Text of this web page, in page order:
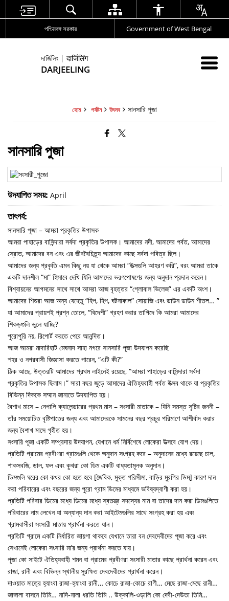
পশ্চিমবঙ্গ সরকার Government of West Bengal
দার্জিলিং | दार्जिलिंग
DARJEELING
হোম পর্যটন উৎসব সানসারি পুজা
সানসারি পুজা
উদযাপিত সময়: April
তাৎপর্য:
সানসারি পূজা – আমরা প্রকৃতির উপাসক
আমরা পাহাড়ের বাসিন্দারা সর্বদা প্রকৃতির উপাসক। আমাদের নদী, আমাদের পর্বত, আমাদের
স্রোত, আমাদের বন এবং এর জীববৈচিত্র্য আমাদের কাছে সর্বদা পবিত্র ছিল।
আমাদের জন্য প্রকৃতি এমন কিছু নয় যা থেকে আমরা “উত্সগুলি আহরণ করি”, বরং আমরা তাকে
একটি দানশীল “মা” হিসাবে দেখি যিনি আমাদের ভরণপোষণের জন্য অনুদান প্রদান করেন।
বিশ্বায়নের আগমনের সাথে সাথে আমরা আজ বৃহত্তর “গ্লোবাল ভিলেজ” এর একটি অংশ।
আমাদের শিশুরা আজ অন্য যেহেতু “হিপ, হিপ, ঘটনাকাল” সোয়াজি এবং ডাউন ডাউন শীতল… ”
যা আমাদের প্রায়শই প্রশ্ন তোলে, “বিদেশী” গ্রহণ করার তাগিদে কি আমরা আমাদের
শিকড়গুলি ভুলে যাচ্ছি?
পুরোপুরি নয়, রিপোর্ট করতে পেরে আনন্দিত।
আজ আমরা মাদারিহাট মেঘনাদ সাহা নগরে সানসারি পূজা উদযাপন করেছি
শহর ও নগরবাসী জিজ্ঞাসা করতে পারেন, “এটি কী?”
ঠিক আছে, উত্তরটি আমাদের প্রথম লাইনেই রয়েছে, “আমরা পাহাড়ের বাসিন্দারা সর্বদা
প্রকৃতির উপাসক ছিলাম।” সারা বছর জুড়ে আমাদের ঐতিহ্যবাহী পর্বত উত্সব থাকে যা প্রকৃতির
বিভিন্ন দিককে সম্মান জানাতে উদযাপিত হয়।
বৈশাখ মাসে – নেপালি ক্যালেন্ডারের প্রথম মাস – সংসারী মাতাকে – যিনি সমস্ত সৃষ্টির জননী –
তাঁর সময়োচিত বৃষ্টিপাতের জন্য এবং আমাদেরকে সামনের বছর প্রচুর পরিমাণে আশীর্বাদ করার
জন্য বৈশাখ মাসে গৃহীত হয়।
সংসারি পূজা একটি সম্প্রদায় উদযাপন, যেখানে ধর্ম নির্বিশেষে লোকেরা উত্সবে যোগ দেয়।
প্রতিটি গ্রামের প্রবীণরা গ্রামগুলি থেকে অনুদান সংগ্রহ করে – অনুদানের মধ্যে রয়েছে চাল,
শাকসবজি, ডাল, ফল এবং কুখরা কো ডিম একটি বাধ্যতামূলক অনুদান।
ডিমগুলি ঘরের কো কখর কো হতে হবে [জৈবিক, মুক্ত পরিসীমা, বাড়ির মুরগির ডিম] কারণ দান
করা পরিবারের এবং বছরের জন্য পুরো গ্রাম ডিমের মাধ্যমে ভবিষ্যদ্বাণী করা হয়।
প্রতিটি পরিবার ডিমের মধ্যে ডিমের মধ্যে স্বতন্ত্র সদস্যের নাম বা তাদের দান করা ডিমগুলিতে
পরিবারের নাম লেখেন যা অন্যান্য দান করা আইটেমগুলির সাথে সংগ্রহ করা হয় এবং
গ্রামবাসীরা সংসারী মাতায় প্রার্থনা করতে যান।
প্রতিটি গ্রামে একটি নির্ধারিত জায়গা থাকবে যেখানে তারা বন দেবদেবীদের পূজা করে এবং
সেখানেই লোকেরা সংসারি মা’র জন্য প্রার্থনা করতে যায়।
পূজা কো সাইটে ঐতিহ্যবাহী শমন বা গ্রামের প্রবীণরা সংসারী মাতার কাছে প্রার্থনা করেন এবং
রাজা, রানী এবং বিভিন্ন স্থানীয় সুরক্ষিত দেবদেবীদের প্রার্থনা করেন।
দাওয়াত মাত্রে হ্যাংবা রাজা-হ্যাংবা রানী… কোচে রাজা-কোচে রাণী… মেছে রাজা-মেছে রানী…
জাঙ্গালা বাসনে তিমি… নাদি-নালা ধরতি তিমি .. উক্কালি-ওড়ালি কো দেবী-দেউতা তিমি…